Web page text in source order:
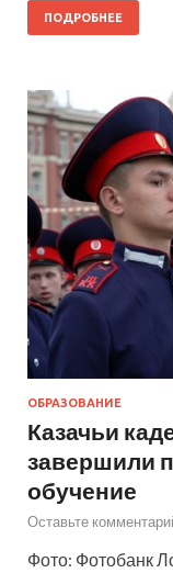
ПОДРОБНЕЕ
ОБРАЗОВАНИЕ
Казачьи
завершили
обучение
Оставьте
Фото: Фотобанк